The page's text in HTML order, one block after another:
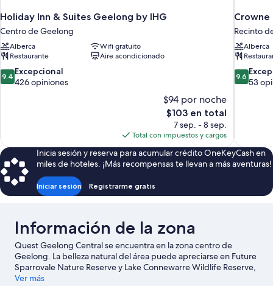
Holiday Inn & Suites Geelong by IHG
Centro de Geelong
Alberca
Wifi gratuito
Restaurante
Aire acondicionado
9.4
de
9.4 Excepcional
426 opiniones
$94 por noche
El
precio
actual
es
de
$103
$103 en total
7 sep. - 8 sep.
Total con impuestos y cargos
Crowne
Recinto
Alberca
9.6
de
9.6
53
Inicia sesión y reserva para acumular crédito OneKeyCash en
miles de hoteles. ¡Más recompensas te llevan a más aventuras!
Iniciar sesión Registrarme gratis
Información de la zona
Quest Geelong Central se encuentra en la zona centro de
Geelong. La belleza natural del área puede apreciarse en Future
Sparrovale Nature Reserve y Lake Connewarre Wildlife Reserve,
mientras que Museum of Play and Art y Museo Nacional de la
Ver más